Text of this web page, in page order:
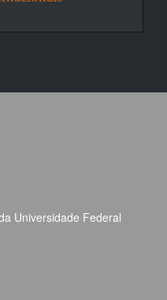
Universidade Federal